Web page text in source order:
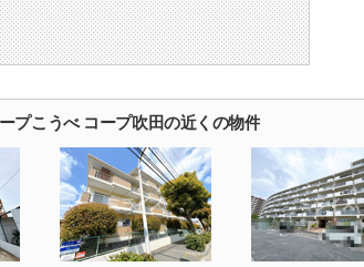
プこうべ コープ吹田の近くの物件